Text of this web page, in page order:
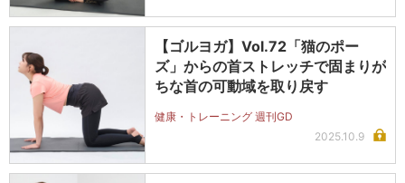
【ゴルヨガ】Vol.72「猫のポー
ズ」からの首ストレッチで固まりが
ちな首の可動域を取り戻す
健康・トレーニング 週刊GD
2025.10.9